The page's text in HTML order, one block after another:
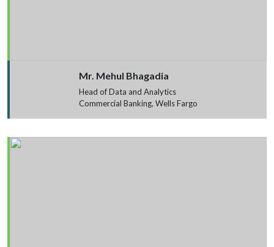
Mr. Mehul Bhagadia
Head of Data and Analytics
Commercial Banking, Wells Fargo